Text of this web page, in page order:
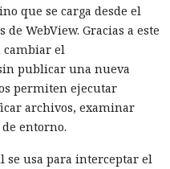
que se carga desde el
WebView. Gracias a este
cambiar el
publicar una nueva
permiten ejecutar
archivos, examinar
entorno.
se usa para interceptar el